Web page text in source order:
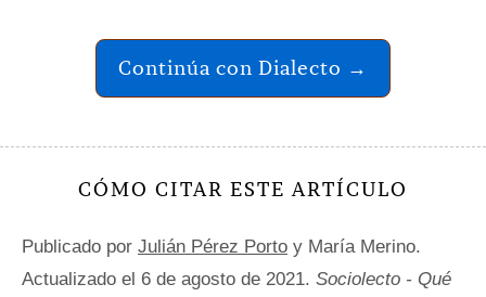
Continúa con Dialecto →
CÓMO CITAR ESTE ARTÍCULO
Publicado por Julián Pérez Porto y María Merino.
Actualizado el 6 de agosto de 2021. Sociolecto - Qué